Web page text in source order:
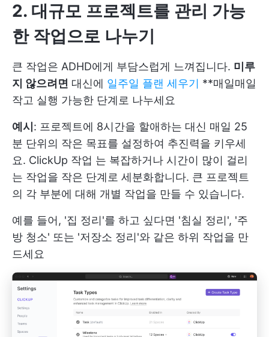
2. 대규모 프로젝트를 관리 가능
한 작업으로 나누기
큰 작업은 ADHD에게 부담스럽게 느껴집니다. 미루
지 않으려면 대신에 일주일 플랜 세우기 **매일매일
작고 실행 가능한 단계로 나누세요
예시 : 프로젝트에 8시간을 할애하는 대신 매일 25
분 단위의 작은 목표를 설정하여 추진력을 키우세
요. ClickUp 작업 는 복잡하거나 시간이 많이 걸리
는 작업을 작은 단계로 세분화합니다. 큰 프로젝트
의 각 부분에 대해 개별 작업을 만들 수 있습니다.
예를 들어, '집 정리'를 하고 싶다면 '침실 정리', '주
방 청소' 또는 '저장소 정리'와 같은 하위 작업을 만
드세요